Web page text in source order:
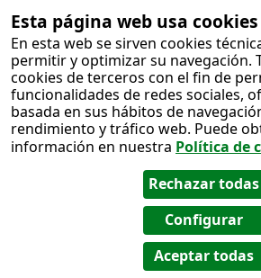
Esta página web usa cookies
En esta web se sirven cookies
permitir y optimizar su navegación.
cookies de terceros con el fin de
funcionalidades de redes sociales,
basada en sus hábitos de
rendimiento y tráfico web. Puede
información en nuestra Política de